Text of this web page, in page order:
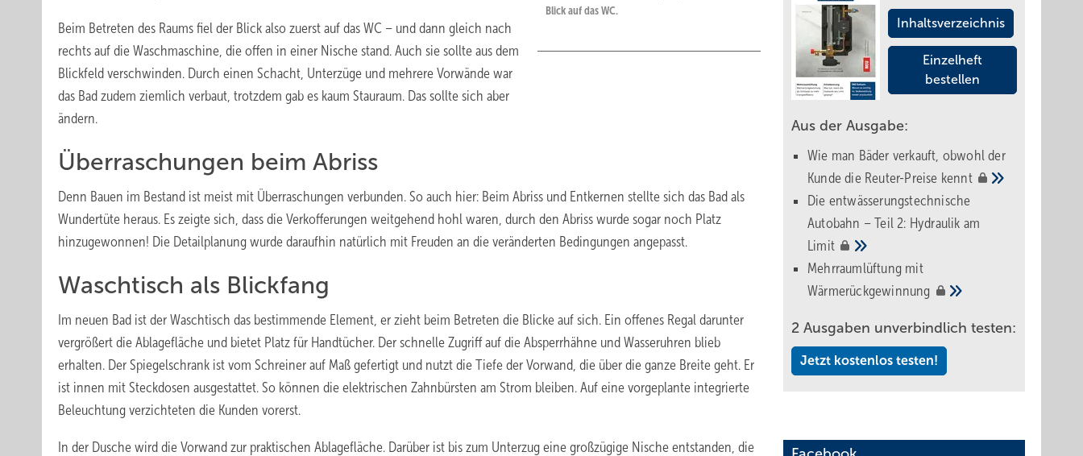
Blick auf das WC.
Beim Betreten des Raums fiel der Blick also zuerst auf das WC – und dann gleich nach
rechts auf die Waschmaschine, die offen in einer Nische stand. Auch sie sollte aus dem
Blickfeld verschwinden. Durch einen Schacht, Unterzüge und mehrere Vorwände war
das Bad zudem ziemlich verbaut, trotzdem gab es kaum Stauraum. Das sollte sich aber
ändern.
Überraschungen beim Abriss
Denn Bauen im Bestand ist meist mit Überraschungen verbunden. So auch hier: Beim Abriss und Entkernen stellte sich das Bad als
Wundertüte heraus. Es zeigte sich, dass die Verkofferungen weitgehend hohl waren, durch den Abriss wurde sogar noch Platz
hinzugewonnen! Die Detailplanung wurde daraufhin natürlich mit Freuden an die veränderten Bedingungen angepasst.
Waschtisch als Blickfang
Im neuen Bad ist der Waschtisch das bestimmende Element, er zieht beim Betreten die Blicke auf sich. Ein offenes Regal darunter
vergrößert die Ablagefläche und bietet Platz für Handtücher. Der schnelle Zugriff auf die Absperrhähne und Wasseruhren blieb
erhalten. Der Spiegelschrank ist vom Schreiner auf Maß gefertigt und nutzt die Tiefe der Vorwand, die über die ganze Breite geht. Er
ist innen mit Steckdosen ausgestattet. So können die elektrischen Zahnbürsten am Strom bleiben. Auf eine vorgeplante integrierte
Beleuchtung verzichteten die Kunden vorerst.
In der Dusche wird die Vorwand zur praktischen Ablagefläche. Darüber ist bis zum Unterzug eine großzügige Nische entstanden, die
Inhaltsverzeichnis
Einzelheft
bestellen
Aus der Ausgabe:
Wie man Bäder verkauft, obwohl der
Kunde die Reuter-Preise kennt
Die entwässerungstechnische
Autobahn – Teil 2: Hydraulik am
Limit
Mehrraumlüftung mit
Wärmerückgewinnung
2 Ausgaben unverbindlich testen:
Jetzt kostenlos testen!